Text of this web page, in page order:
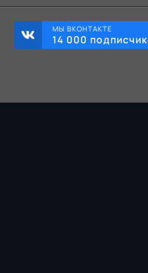
МЫ ВКОНТАКТЕ
14 000